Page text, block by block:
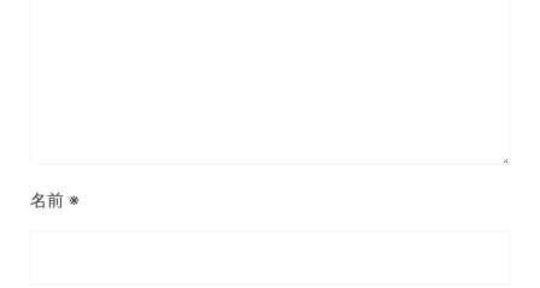
名前 ※